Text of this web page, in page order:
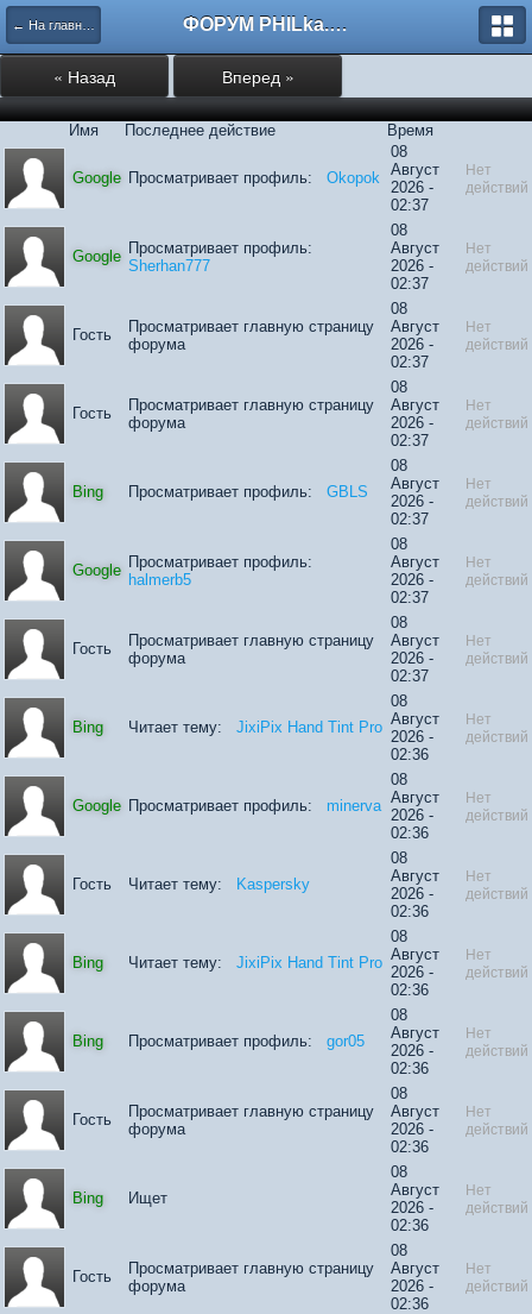
← На главную ФОРУМ PHILka.RU
« Назад Вперед »
Имя Последнее действие Время
Google Просматривает профиль: Okopok
08
Август
2026 -
02:37
Нет
действий
Google Просматривает профиль:
Sherhan777
08
Август
2026 -
02:37
Нет
действий
Гость
Просматривает главную страницу
форума
08
Август
2026 -
02:37
Нет
действий
Гость
Просматривает главную страницу
форума
08
Август
2026 -
02:37
Нет
действий
Bing Просматривает профиль: GBLS
08
Август
2026 -
02:37
Нет
действий
Google Просматривает профиль:
halmerb5
08
Август
2026 -
02:37
Нет
действий
Гость
Просматривает главную страницу
форума
08
Август
2026 -
02:37
Нет
действий
Bing Читает тему: JixiPix Hand Tint Pro
08
Август
2026 -
02:36
Нет
действий
Google Просматривает профиль: minerva
08
Август
2026 -
02:36
Нет
действий
Гость Читает тему: Kaspersky
08
Август
2026 -
02:36
Нет
действий
Bing Читает тему: JixiPix Hand Tint Pro
08
Август
2026 -
02:36
Нет
действий
Bing Просматривает профиль: gor05
08
Август
2026 -
02:36
Нет
действий
Гость
Просматривает главную страницу
форума
08
Август
2026 -
02:36
Нет
действий
Bing Ищет
08
Август
2026 -
02:36
Нет
действий
Гость
Просматривает главную страницу
форума
08
Август
2026 -
02:36
Нет
действий